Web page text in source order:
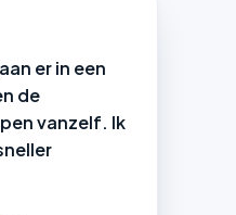
er in een
de
vanzelf. Ik